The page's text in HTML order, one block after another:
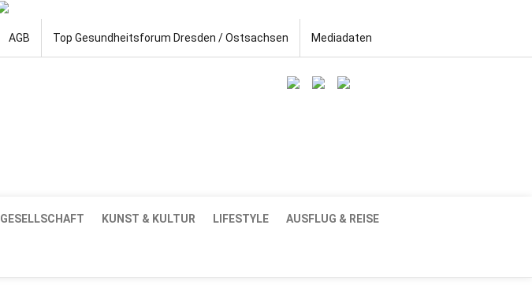
AGB Top Gesundheitsforum Dresden / Ostsachsen Mediadaten
GESELLSCHAFT KUNST & KULTUR LIFESTYLE AUSFLUG & REISE